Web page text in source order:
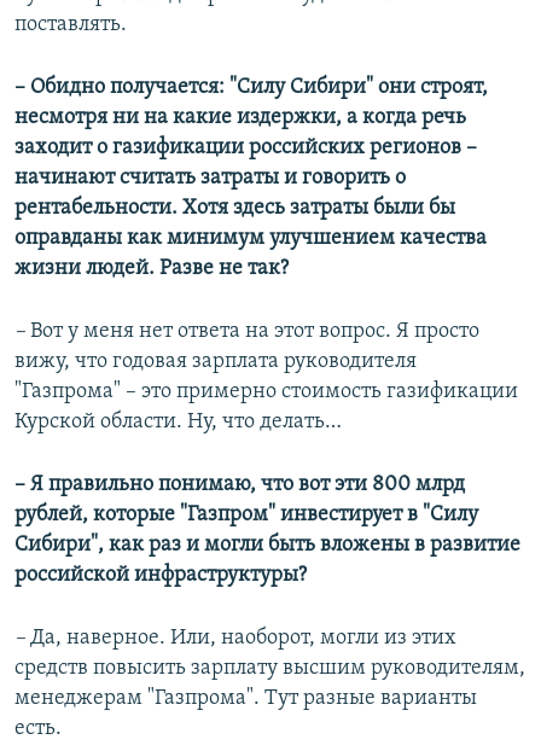
поставлять.
– Обидно получается: "Силу Сибири" они строят,
несмотря ни на какие издержки, а когда речь
заходит о газификации российских регионов –
начинают считать затраты и говорить о
рентабельности. Хотя здесь затраты были бы
оправданы как минимум улучшением качества
жизни людей. Разве не так?
– Вот у меня нет ответа на этот вопрос. Я просто
вижу, что годовая зарплата руководителя
"Газпрома" – это примерно стоимость газификации
Курской области. Ну, что делать…
– Я правильно понимаю, что вот эти 800 млрд
рублей, которые "Газпром" инвестирует в "Силу
Сибири", как раз и могли быть вложены в развитие
российской инфраструктуры?
– Да, наверное. Или, наоборот, могли из этих
средств повысить зарплату высшим руководителям,
менеджерам "Газпрома". Тут разные варианты
есть.